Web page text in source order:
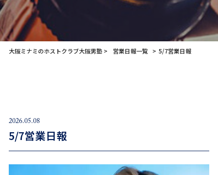
大阪ミナミのホストクラブ大阪男塾 営業日報一覧 5/7営業日報
2026.05.08
5/7営業日報